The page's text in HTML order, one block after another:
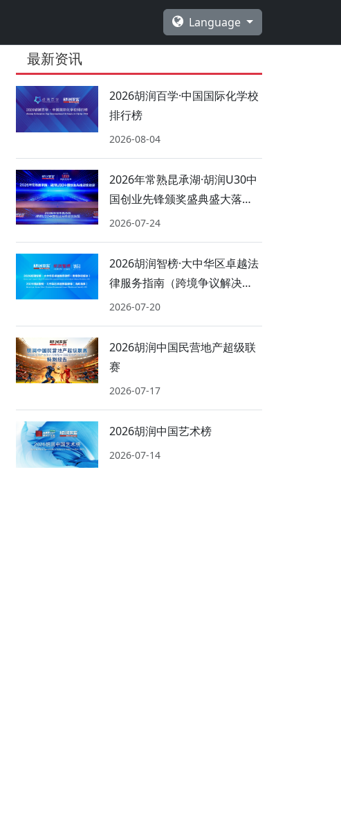
Language
最新资讯
2026胡润百学·中国国际化学校
排行榜
2026-08-04
2026年常熟昆承湖·胡润U30中
国创业先锋颁奖盛典盛大落
幕！
2026-07-24
2026胡润智榜·大中华区卓越法
律服务指南（跨境争议解决、
海商海事）
2026-07-20
2026胡润中国民营地产超级联
赛
2026-07-17
2026胡润中国艺术榜
2026-07-14